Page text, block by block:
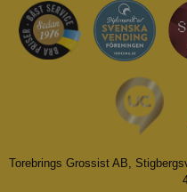
Torebrings Grossist AB,